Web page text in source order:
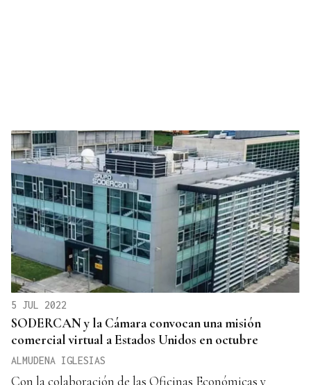
5 JUL 2022
SODERCAN y la Cámara convocan una misión
comercial virtual a Estados Unidos en octubre
ALMUDENA IGLESIAS
Con la colaboración de las Oficinas Económicas y